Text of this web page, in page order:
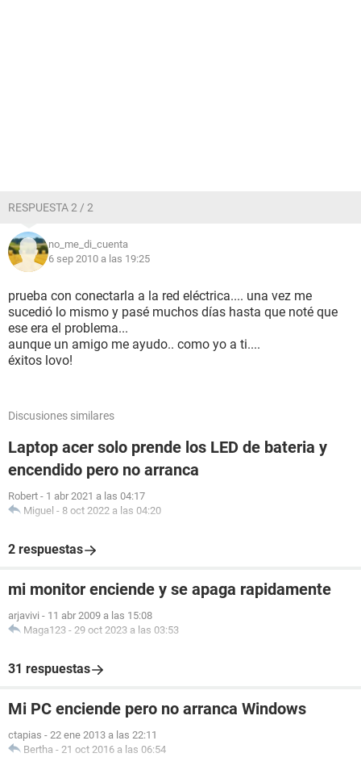
RESPUESTA 2 / 2
no_me_di_cuenta
6 sep 2010 a las 19:25
prueba con conectarla a la red eléctrica.... una vez me
sucedió lo mismo y pasé muchos días hasta que noté que
ese era el problema...
aunque un amigo me ayudo.. como yo a ti....
éxitos lovo!
Discusiones similares
Laptop acer solo prende los LED de bateria y
encendido pero no arranca
Robert - 1 abr 2021 a las 04:17
Miguel - 8 oct 2022 a las 04:20
2 respuestas
mi monitor enciende y se apaga rapidamente
arjavivi - 11 abr 2009 a las 15:08
Maga123 - 29 oct 2023 a las 03:53
31 respuestas
Mi PC enciende pero no arranca Windows
ctapias - 22 ene 2013 a las 22:11
Bertha - 21 oct 2016 a las 06:54